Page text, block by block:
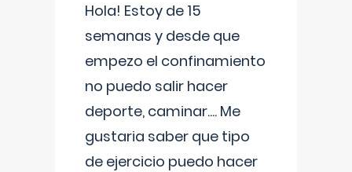
Hola! Estoy de 15
semanas y desde que
empezo el confinamiento
no puedo salir hacer
deporte, caminar.... Me
gustaria saber que tipo
de ejercicio puedo hacer